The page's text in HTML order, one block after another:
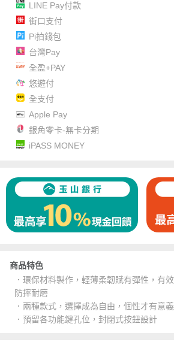
LINE Pay付款
街口支付
Pi拍錢包
台灣Pay
全盈+PAY
悠遊付
全支付
Apple Pay
銀角零卡-無卡分期
iPASS MONEY
商品特色
．環保材料製作，輕薄柔韌賦有彈性，有
防摔耐磨
．兩種款式，選擇成為自由，個性才有意義
．預留各功能鍵孔位，封閉式按鈕設計